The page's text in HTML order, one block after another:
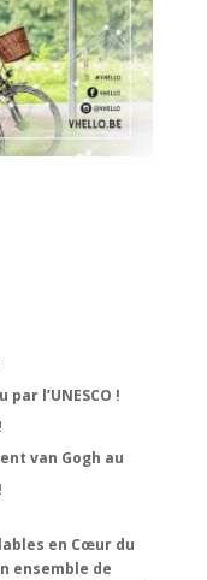
l’UNESCO !
van Gogh au
en Cœur du
ensemble de